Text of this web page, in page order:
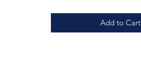
Add to Cart